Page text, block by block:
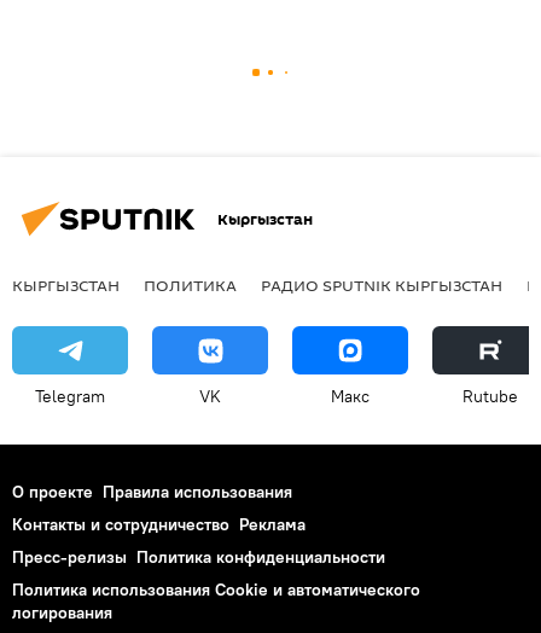
Кыргызстан
КЫРГЫЗСТАН ПОЛИТИКА РАДИО SPUTNIK КЫРГЫЗСТАН
Telegram VK Макс Rutube
О проекте Правила использования
Контакты и сотрудничество Реклама
Пресс-релизы Политика конфиденциальности
Политика использования Cookie и автоматического
логирования